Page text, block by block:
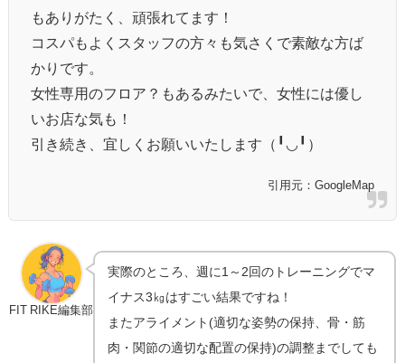
もありがたく、頑張れてます！
コスパもよくスタッフの方々も気さくで素敵な方ば
かりです。
女性専用のフロア？もあるみたいで、女性には優し
いお店な気も！
引き続き、宜しくお願いいたします （╹◡╹）
引用元：GoogleMap
FIT RIKE編集部
実際のところ、週に1～2回のトレーニングでマ
イナス3㎏はすごい結果ですね！
またアライメント(適切な姿勢の保持、骨・筋
肉・関節の適切な配置の保持)の調整までしても